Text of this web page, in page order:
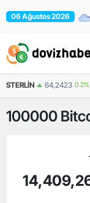
06 Ağustos 2026
STERLIN 64,2423 0.2%
100000